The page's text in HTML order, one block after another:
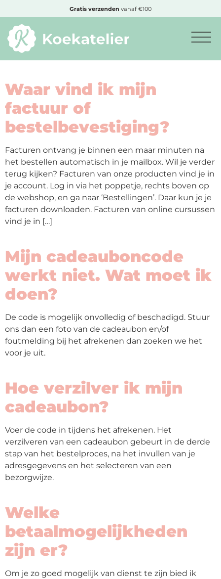
Minimum
€10
Nieuwe
Producten
op
soort
Producten
Maatwerk
Cursussen
Gratis
Outlet
Gratis verzenden vanaf €100
Waar vind ik mijn
factuur of
bestelbevestiging?
Facturen ontvang je binnen een maar minuten na
het bestellen automatisch in je mailbox. Wil je verder
terug kijken? Facturen van onze producten vind je in
je account. Log in via het poppetje, rechts boven op
de webshop, en ga naar ‘Bestellingen’. Daar kun je je
facturen downloaden. Facturen van online cursussen
vind je in […]
Mijn cadeauboncode
werkt niet. Wat moet ik
doen?
De code is mogelijk onvolledig of beschadigd. Stuur
ons dan een foto van de cadeaubon en/of
foutmelding bij het afrekenen dan zoeken we het
voor je uit.
Hoe verzilver ik mijn
cadeaubon?
Voer de code in tijdens het afrekenen. Het
verzilveren van een cadeaubon gebeurt in de derde
stap van het bestelproces, na het invullen van je
adresgegevens en het selecteren van een
bezorgwijze.
Welke
betaalmogelijkheden
zijn er?
Om je zo goed mogelijk van dienst te zijn bied ik